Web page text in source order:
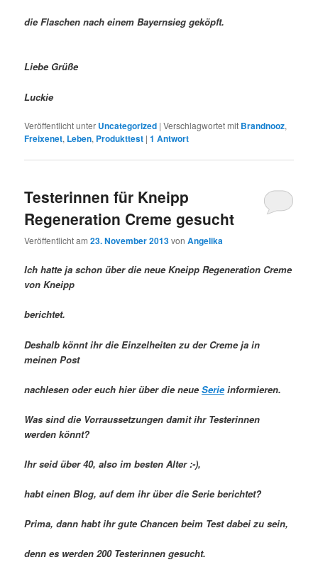
die Flaschen nach einem Bayernsieg geköpft.
Liebe Grüße
Luckie
Veröffentlicht unter Uncategorized |Verschlagwortet mit Brandnooz,
Freixenet, Leben, Produkttest |1 Antwort
Testerinnen für Kneipp
Regeneration Creme gesucht
Veröffentlicht am23. November 2013vonAngelika
Ich hatte ja schon über die neue Kneipp Regeneration Creme
von Kneipp
berichtet.
Deshalb könnt ihr die Einzelheiten zu der Creme ja in
meinen Post
nachlesen oder euch hier über die neueSerieinformieren.
Was sind die Vorraussetzungen damit ihr Testerinnen
werden könnt?
Ihr seid über 40, also im besten Alter :-),
habt einen Blog, auf dem ihr über die Serie berichtet?
Prima, dann habt ihr gute Chancen beim Test dabei zu sein,
denn es werden 200 Testerinnen gesucht.